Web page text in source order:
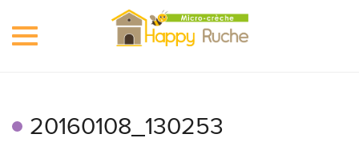
Toggle
20160108_130253